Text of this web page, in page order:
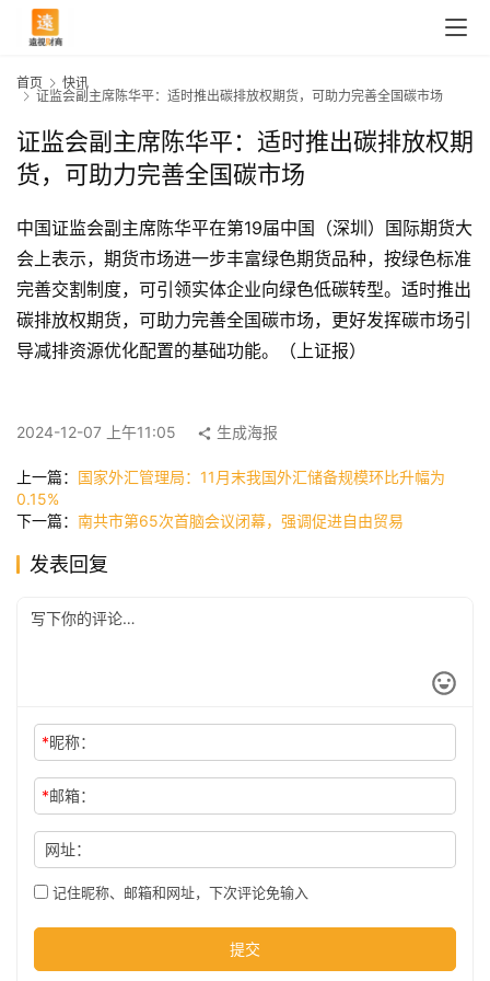
首
快
讯
公
技
首页
快讯
证监会副主席陈华平：适时推出碳排放权期货，可助力完善全国碳市场
证监会副主席陈华平：适时推出碳排放权期
货，可助力完善全国碳市场
中国证监会副主席陈华平在第19届中国（深圳）国际期货大
会上表示，期货市场进一步丰富绿色期货品种，按绿色标准
完善交割制度，可引领实体企业向绿色低碳转型。适时推出
碳排放权期货，可助力完善全国碳市场，更好发挥碳市场引
导减排资源优化配置的基础功能。（上证报）
2024-12-07 上午11:05 生成海报
上一篇： 国家外汇管理局：11月末我国外汇储备规模环比升幅为
0.15%
下一篇： 南共市第65次首脑会议闭幕，强调促进自由贸易
发表回复
*昵称：
*邮箱：
网址：
记住昵称、邮箱和网址，下次评论免输入
提交